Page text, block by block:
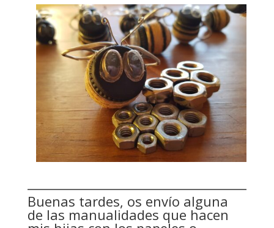
Buenas tardes, os envío alguna
de las manualidades que hacen